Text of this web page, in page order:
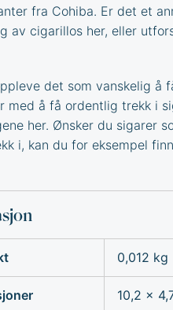
fra Cohiba. Er det et
av cigarillos her, eller
det som vanskelig å
med å få ordentlig trekk i
her. Ønsker du sigarer
i, kan du for eksempel
0,012 kg
10,2 ×